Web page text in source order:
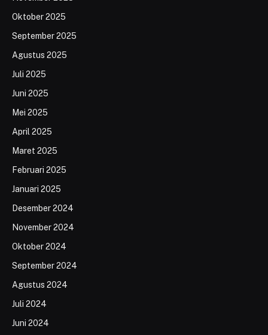
Oktober 2025
September 2025
Agustus 2025
Juli 2025
Juni 2025
Mei 2025
April 2025
Maret 2025
Februari 2025
Januari 2025
Desember 2024
November 2024
Oktober 2024
September 2024
Agustus 2024
Juli 2024
Juni 2024